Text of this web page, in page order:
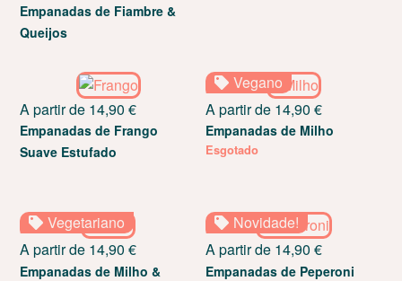
Empanadas de Fiambre &
Queijos
A partir de 14,90€
Empanadas de Frango
Suave Estufado
Vegano
A partir de 14,90 €
Empanadas de Milho
Esgotado
Vegetariano
A partir de 14,90€
Empanadas de Milho &
Novidade!
A partir de 14,90 €
Empanadas de Peperoni